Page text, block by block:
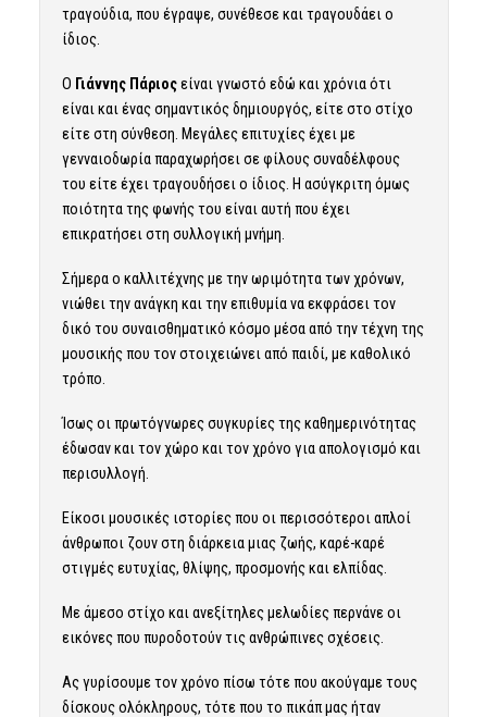
τραγούδια, που έγραψε, συνέθεσε και τραγουδάει ο
ίδιος.
Ο Γιάννης Πάριοςείναι γνωστό εδώ και χρόνια ότι
είναι και ένας σημαντικός δημιουργός, είτε στο στίχο
είτε στη σύνθεση. Μεγάλες επιτυχίες έχει με
γενναιοδωρία παραχωρήσει σε φίλους συναδέλφους
του είτε έχει τραγουδήσει ο ίδιος. Η ασύγκριτη όμως
ποιότητα της φωνής του είναι αυτή που έχει
επικρατήσει στη συλλογική μνήμη.
Σήμερα ο καλλιτέχνης με την ωριμότητα των χρόνων,
νιώθει την ανάγκη και την επιθυμία να εκφράσει τον
δικό του συναισθηματικό κόσμο μέσα από την τέχνη της
μουσικής που τον στοιχειώνει από παιδί, με καθολικό
τρόπο.
Ίσως οι πρωτόγνωρες συγκυρίες της καθημερινότητας
έδωσαν και τον χώρο και τον χρόνο για απολογισμό και
περισυλλογή.
Είκοσι μουσικές ιστορίες που οι περισσότεροι απλοί
άνθρωποι ζουν στη διάρκεια μιας ζωής, καρέ-καρέ
στιγμές ευτυχίας, θλίψης, προσμονής και ελπίδας.
Με άμεσο στίχο και ανεξίτηλες μελωδίες περνάνε οι
εικόνες που πυροδοτούν τις ανθρώπινες σχέσεις.
Ας γυρίσουμε τον χρόνο πίσω τότε που ακούγαμε τους
δίσκους ολόκληρους, τότε που το πικάπ μας ήταν